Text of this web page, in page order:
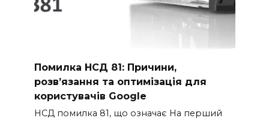
Помилка НСД 81: Причини,
розв’язання та оптимізація для
користувачів Google
НСД помилка 81, що означає На перший